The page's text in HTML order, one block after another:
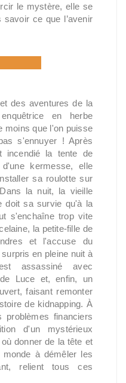
le mystère, elle se
savoir ce que l’avenir
des aventures de la
en herbe
moins que l'on puisse
s'ennuyer ! Après
incendié la tente de
kermesse, elle
sa roulotte sur
la nuit, la vieille
doit sa survie qu'à la
s'enchaîne trop vite
la petite-fille de
et l'accuse du
en pleine nuit à
assassiné avec
Luce et, enfin, un
faisant remonter
de kidnapping. À
problèmes financiers
d'un mystérieux
donner de la tête et
à démêler les
relient tous ces